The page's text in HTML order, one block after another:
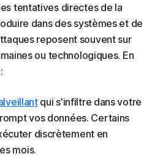
tentatives directes de la
dans des systèmes et de
reposent souvent sur
ou technologiques. En
qui s'infiltre dans votre
vos données. Certains
discrètement en
mois.